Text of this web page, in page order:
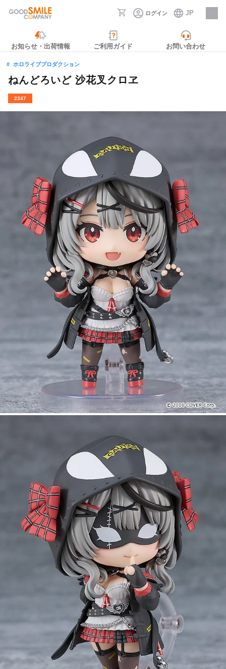
ログイン JP
採用情報
お知らせ・出荷情報 ご利用ガイド お問い合わせ
ホロライブプロダクション
ねんどろいど 沙花叉クロヱ
2347